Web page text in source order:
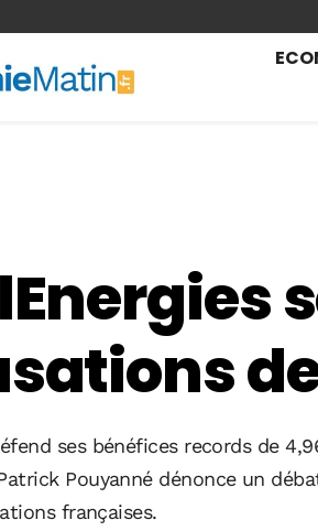
ses bénéfices records de
Pouyanné dénonce un
françaises.